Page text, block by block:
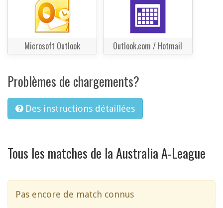
Microsoft Outlook Outlook.com / Hotmail
Problèmes de chargements?
Des instructions détaillées
Tous les matches de la Australia A-League
Pas encore de match connus